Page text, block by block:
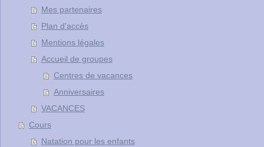
Mes partenaires
Plan d'accès
Mentions légales
Accueil de groupes
Centres de vacances
Anniversaires
VACANCES
Cours
Natation pour les enfants